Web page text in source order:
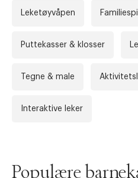
Leketøyvåpen Familiespill
Puttekasser & klosser
Tegne & male
Interaktive leker
Populære